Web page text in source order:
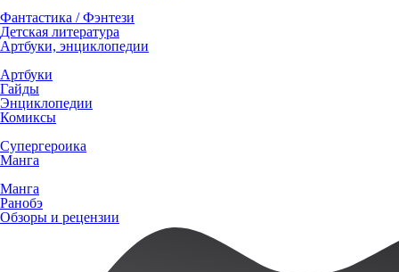
Фантастика / Фэнтези
Детская литература
Артбуки, энциклопедии
Артбуки
Гайды
Энциклопедии
Комиксы
Супергероика
Манга
Манга
Ранобэ
Обзоры и рецензии